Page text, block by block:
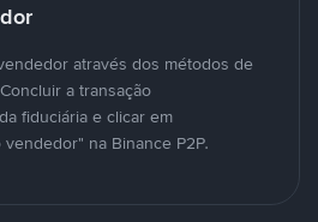
através dos métodos de
a transação
fiduciária e clicar em
na Binance P2P.